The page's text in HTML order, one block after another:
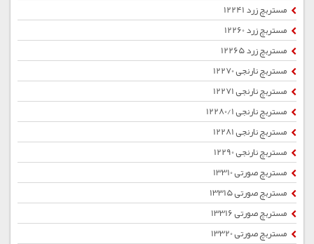
مستربچ زرد 12241
مستربچ زرد 12260
مستربچ زرد 12265
مستربچ نارنجی 12270
مستربچ نارنجی 12271
مستربچ نارنجی 12280/1
مستربچ نارنجی 12281
مستربچ نارنجی 12290
مستربچ صورتی 13310
مستربچ صورتی 13315
مستربچ صورتی 13316
مستربچ صورتی 13320